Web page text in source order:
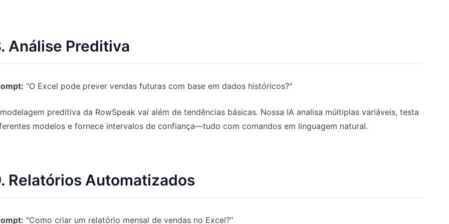
Análise Preditiva
"O Excel pode prever vendas futuras com base em dados históricos?"
preditiva da RowSpeak vai além de tendências básicas. Nossa IA analisa múltiplas variáveis, testa
modelos e fornece intervalos de confiança—tudo com comandos em linguagem natural.
Relatórios Automatizados
"Como criar um relatório mensal de vendas no Excel?"